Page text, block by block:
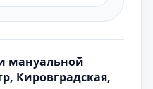
мануальной
Кировградская,